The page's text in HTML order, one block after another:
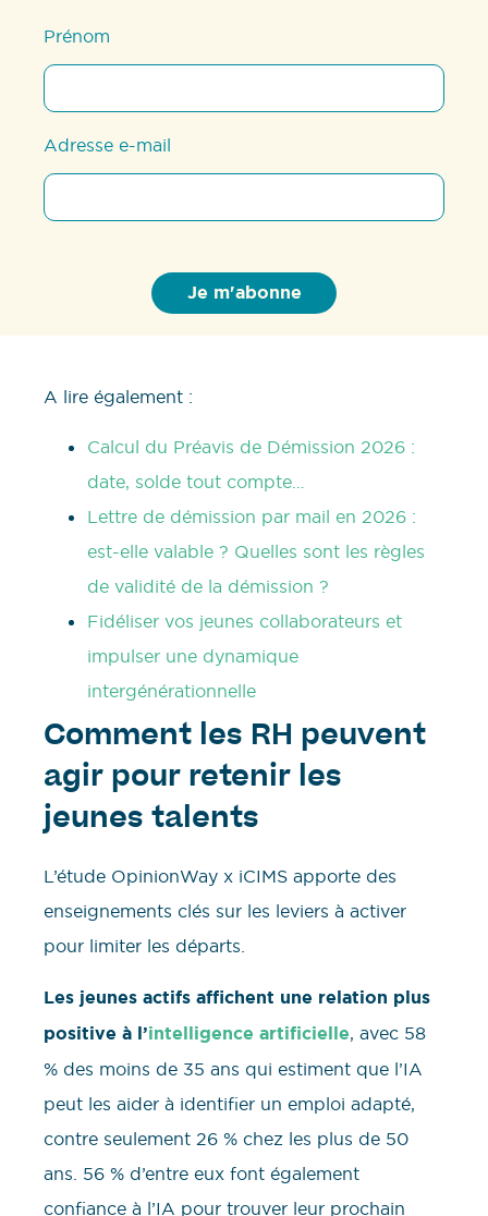
Prénom
Adresse e-mail
A lire également :
Calcul du Préavis de Démission 2026 :
date, solde tout compte…
Lettre de démission par mail en 2026 :
est-elle valable ? Quelles sont les règles
de validité de la démission ?
Fidéliser vos jeunes collaborateurs et
impulser une dynamique
intergénérationnelle
Comment les RH peuvent
agir pour retenir les
jeunes talents
L’étude OpinionWay x iCIMS apporte des
enseignements clés sur les leviers à activer
pour limiter les départs.
Les jeunes actifs affichent une relation plus
positive à l’intelligence artificielle, avec 58
% des moins de 35 ans qui estiment que l’IA
peut les aider à identifier un emploi adapté,
contre seulement 26 % chez les plus de 50
ans. 56 % d’entre eux font également
confiance à l’IA pour trouver leur prochain